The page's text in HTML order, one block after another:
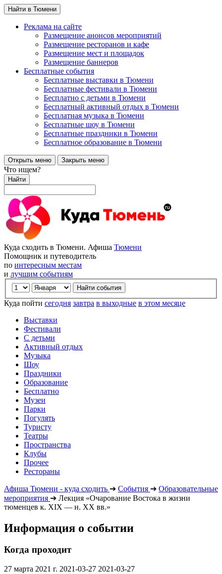
Найти в Тюмени
Реклама на сайте
Размещение анонсов мероприятий
Размещение ресторанов и кафе
Размещение мест и площадок
Размещение баннеров
Бесплатные события
Бесплатные выставки в Тюмени
Бесплатные фестивали в Тюмени
Бесплатно с детьми в Тюмени
Бесплатный активный отдых в Тюмени
Бесплатная музыка в Тюмени
Бесплатные шоу в Тюмени
Бесплатные праздники в Тюмени
Бесплатное образование в Тюмени
Открыть меню Закрыть меню
Что ищем?
Найти
Куда сходить в Тюмени. Афиша Тюмени
Помощник и путеводитель
по интересным местам
и лучшим событиям
Куда пойти сегодня завтра в выходные в этом месяце
Выставки
Фестивали
С детьми
Активный отдых
Музыка
Шоу
Праздники
Образование
Бесплатно
Музеи
Парки
Погулять
Туристу
Театры
Пространства
Клубы
Прочее
Рестораны
Афиша Тюмени - куда сходить ➔ События ➔ Образовательные
мероприятия ➔ Лекция «Очарование Востока в жизни
тюменцев к. XIX — н. XX вв.»
Информация о событии
Когда проходит
27 марта 2021 г. 2021-03-27 2021-03-27